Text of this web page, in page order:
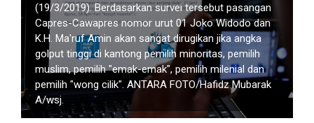
(19/3/2019). Berdasarkan survei tersebut pasangan
Capres-Cawapres nomor urut 01 Joko Widodo dan
K.H. Ma'ruf Amin akan sangat dirugikan jika angka
golput tinggi di kantong pemilih minoritas, pemilih
muslim, pemilih "emak-emak", pemilih milenial dan
pemilih "wong cilik". ANTARA FOTO/Hafidz Mubarak
A/wsj.